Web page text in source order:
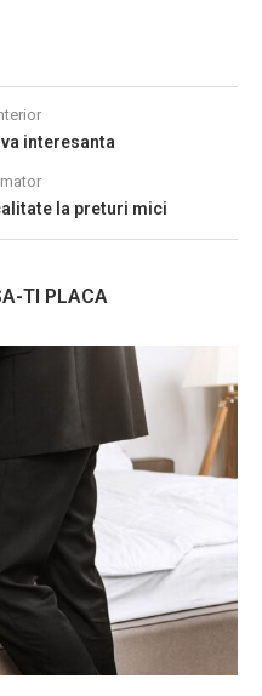
interesanta
la preturi mici
TI PLACA